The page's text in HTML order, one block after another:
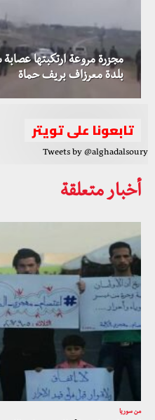
مجزرة مروعة ارتكبتها
بلدة معرزاف بريف حماة
تابعونا على تويتر
Tweets by @alghadalsoury
أخبار متعلقة
من سوريا